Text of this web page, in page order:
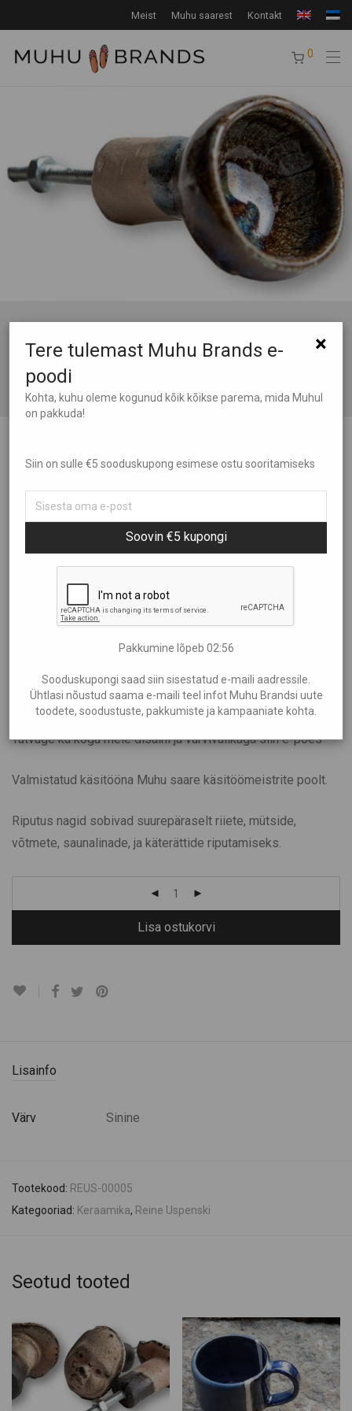
Meist Muhu saarest Kontakt
0
Keraamiline savist sahtlinupp Seen,
sinaka glasuuriga
Mõõdud: Diameeter ~3,5 cm , nupu pikkus ~5 cm, kruvi
Savist riidenagid on unikaalse välimusega käsitöö. Kaetud
läikiva tumeda sinaka glasuuriga
Tutvuge ka kogu meie disaini ja värvivalikuga siin e-poes
Valmistatud käsitööna Muhu saare käsitöömeistrite poolt.
Riputus nagid sobivad suurepäraselt riiete, mütside,
võtmete, saunalinade, ja käterättide riputamiseks.
Lisa ostukorvi
Lisainfo
Värv Sinine
Tootekood: REUS-00005
Kategooriad: Keraamika, Reine Uspenski
Seotud tooted
×
Tere tulemast Muhu Brands e-
poodi
Kohta, kuhu oleme kogunud kõik kõikse parema, mida Muhul
on pakkuda!
Siin on sulle €5 sooduskupong esimese ostu sooritamiseks
Soovin €5 kupongi
Pakkumine lõpeb 02:55
Sooduskupongi saad siin sisestatud e-maili aadressile.
Ühtlasi nõustud saama e-maili teel infot Muhu Brandsi uute
toodete, soodustuste, pakkumiste ja kampaaniate kohta.